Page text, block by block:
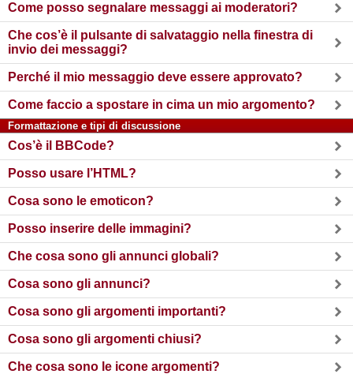
Come posso segnalare messaggi ai moderatori?
Che cos’è il pulsante di salvataggio nella finestra di
invio dei messaggi?
Perché il mio messaggio deve essere approvato?
Come faccio a spostare in cima un mio argomento?
Formattazione e tipi di discussione
Cos’è il BBCode?
Posso usare l’HTML?
Cosa sono le emoticon?
Posso inserire delle immagini?
Che cosa sono gli annunci globali?
Cosa sono gli annunci?
Cosa sono gli argomenti importanti?
Cosa sono gli argomenti chiusi?
Che cosa sono le icone argomenti?